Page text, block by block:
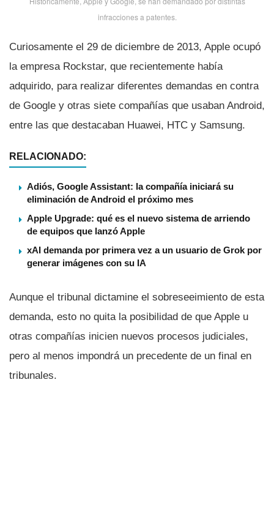
infracciones a patentes.
Curiosamente el 29 de diciembre de 2013, Apple ocupó
la empresa Rockstar, que recientemente habí­a
adquirido, para realizar diferentes demandas en contra
de Google y otras siete compañí­as que usaban Android,
entre las que destacaban Huawei, HTC y Samsung.
RELACIONADO:
Adiós, Google Assistant: la compañía iniciará su
eliminación de Android el próximo mes
Apple Upgrade: qué es el nuevo sistema de arriendo
de equipos que lanzó Apple
xAI demanda por primera vez a un usuario de Grok por
generar imágenes con su IA
Aunque el tribunal dictamine el sobreseeimiento de esta
demanda, esto no quita la posibilidad de que Apple u
otras compañí­as inicien nuevos procesos judiciales,
pero al menos impondrá un precedente de un final en
tribunales.